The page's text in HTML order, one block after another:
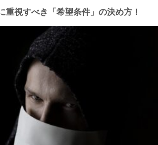
重視すべき「希望条件」の決め方！